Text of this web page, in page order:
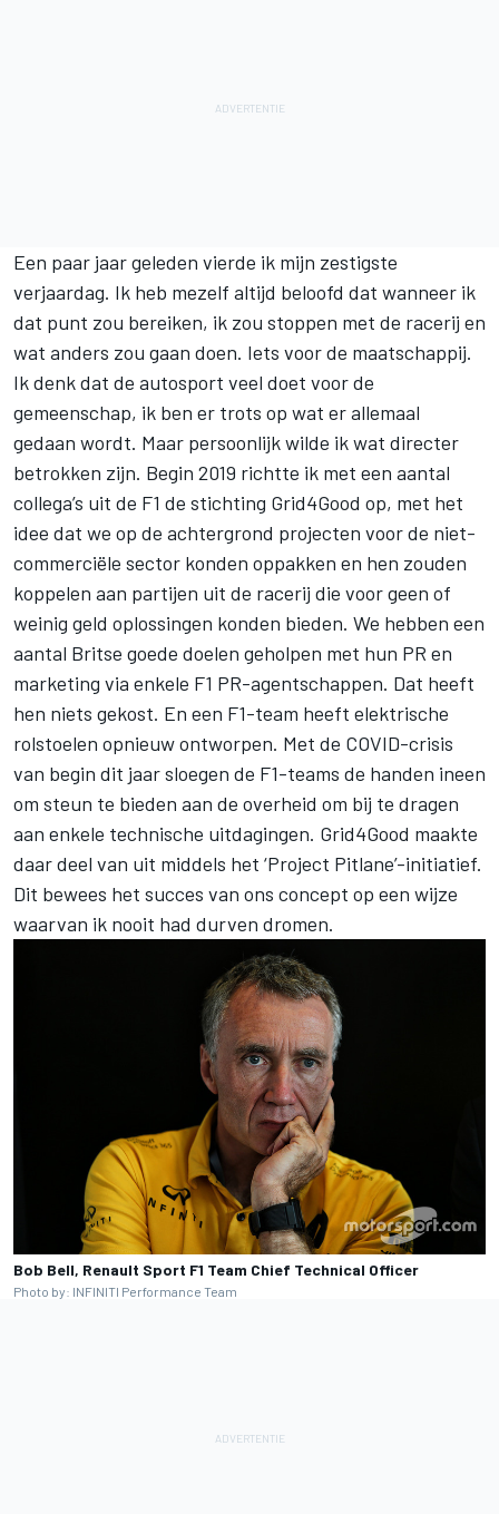
Een paar jaar geleden vierde ik mijn zestigste
verjaardag. Ik heb mezelf altijd beloofd dat wanneer ik
dat punt zou bereiken, ik zou stoppen met de racerij en
wat anders zou gaan doen. Iets voor de maatschappij.
Ik denk dat de autosport veel doet voor de
gemeenschap, ik ben er trots op wat er allemaal
gedaan wordt. Maar persoonlijk wilde ik wat directer
betrokken zijn. Begin 2019 richtte ik met een aantal
collega’s uit de F1 de stichting Grid4Good op, met het
idee dat we op de achtergrond projecten voor de niet-
commerciële sector konden oppakken en hen zouden
koppelen aan partijen uit de racerij die voor geen of
weinig geld oplossingen konden bieden. We hebben een
aantal Britse goede doelen geholpen met hun PR en
marketing via enkele F1 PR-agentschappen. Dat heeft
hen niets gekost. En een F1-team heeft elektrische
rolstoelen opnieuw ontworpen. Met de COVID-crisis
van begin dit jaar sloegen de F1-teams de handen ineen
om steun te bieden aan de overheid om bij te dragen
aan enkele technische uitdagingen. Grid4Good maakte
daar deel van uit middels het ‘Project Pitlane’-initiatief.
Dit bewees het succes van ons concept op een wijze
waarvan ik nooit had durven dromen.
Bob Bell, Renault Sport F1 Team Chief Technical Officer
Photo by: INFINITI Performance Team